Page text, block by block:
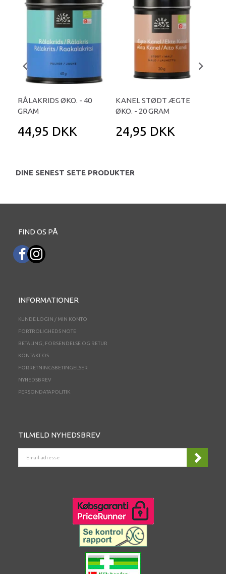
RÅLAKRIDS ØKO. - 40
GRAM
44,95 DKK
KANEL STØDT ÆGTE
ØKO. - 20 GRAM
24,95 DKK
DINE SENEST SETE PRODUKTER
FIND OS PÅ
INFORMATIONER
KUNDE LOGIN / MIN KONTO
FORTROLIGHEDS NOTE
BETALING, FORSENDELSE OG RETUR
KONTAKT OS
FORRETNINGSBETINGELSER
NYHEDSBREV
PERSONDATAPOLITIK
TILMELD NYHEDSBREV
ADRESSE